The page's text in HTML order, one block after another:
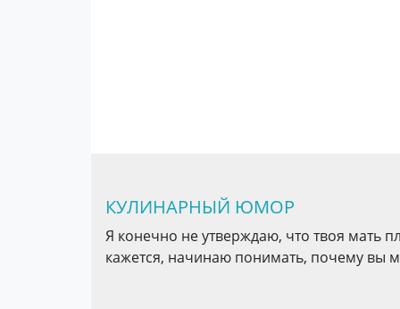
КУЛИНАРНЫЙ ЮМОР
Я конечно не утверждаю, что твоя мать
кажется, начинаю понимать, почему вы